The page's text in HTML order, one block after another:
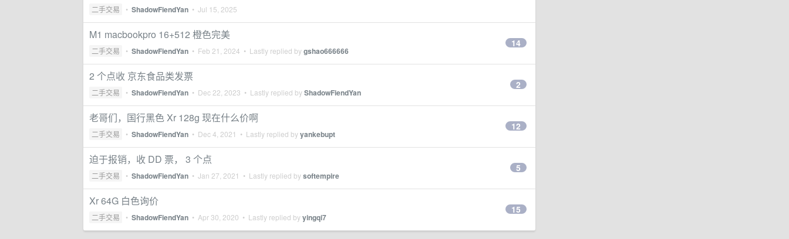
二手交易 • ShadowFiendYan • Jul 15, 2025
M1 macbookpro 16+512 橙色完美
二手交易 • ShadowFiendYan • Feb 21, 2024 • Lastly replied bygshao666666
14
2 个点收 京东食品类发票
二手交易 • ShadowFiendYan • Dec 22, 2023 • Lastly replied byShadowFiendYan
2
老哥们，国行黑色 Xr 128g 现在什么价啊
二手交易 • ShadowFiendYan • Dec 4, 2021 • Lastly replied byyankebupt
12
迫于报销，收 DD 票， 3 个点
二手交易 • ShadowFiendYan • Jan 27, 2021 • Lastly replied bysoftempire
5
Xr 64G 白色询价
二手交易 • ShadowFiendYan • Apr 30, 2020 • Lastly replied byyingqi7
15